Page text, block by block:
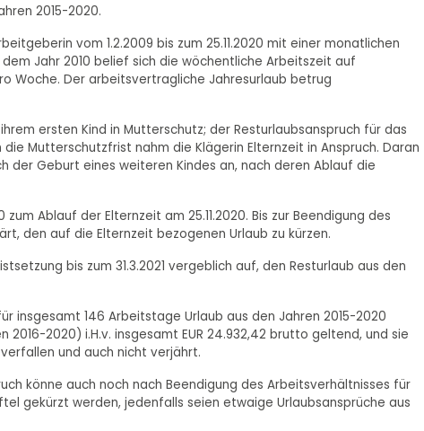
2015-2020.
vom 1.2.2009 bis zum 25.11.2020 mit einer monatlichen
Jahr 2010 belief sich die wöchentliche Arbeitszeit auf
Woche. Der arbeitsvertragliche Jahresurlaub betrug
ersten Kind in Mutterschutz; der Resturlaubsanspruch für das
Mutterschutzfrist nahm die Klägerin Elternzeit in Anspruch. Daran
der Geburt eines weiteren Kindes an, nach deren Ablauf die
Ablauf der Elternzeit am 25.11.2020. Bis zur Beendigung des
den auf die Elternzeit bezogenen Urlaub zu kürzen.
bis zum 31.3.2021 vergeblich auf, den Resturlaub aus den
insgesamt 146 Arbeitstage Urlaub aus den Jahren 2015-2020
2016-2020) i.H.v. insgesamt EUR 24.932,42 brutto geltend, und sie
und auch nicht verjährt.
könne auch noch nach Beendigung des Arbeitsverhältnisses für
gekürzt werden, jedenfalls seien etwaige Urlaubsansprüche aus